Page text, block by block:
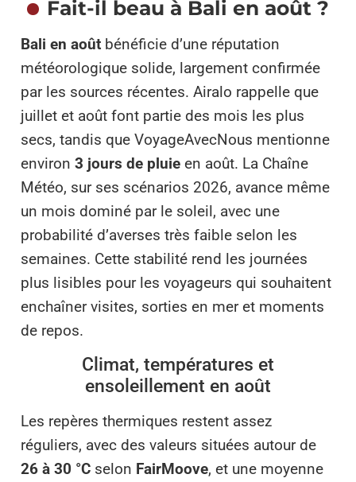
Fait-il beau à Bali en août ?
Bali en août bénéficie d’une réputation
météorologique solide, largement confirmée
par les sources récentes. Airalo rappelle que
juillet et août font partie des mois les plus
secs, tandis que VoyageAvecNous mentionne
environ 3 jours de pluie en août. La Chaîne
Météo, sur ses scénarios 2026, avance même
un mois dominé par le soleil, avec une
probabilité d’averses très faible selon les
semaines. Cette stabilité rend les journées
plus lisibles pour les voyageurs qui souhaitent
enchaîner visites, sorties en mer et moments
de repos.
Climat, températures et
ensoleillement en août
Les repères thermiques restent assez
réguliers, avec des valeurs situées autour de
26 à 30 °C selon FairMoove, et une moyenne